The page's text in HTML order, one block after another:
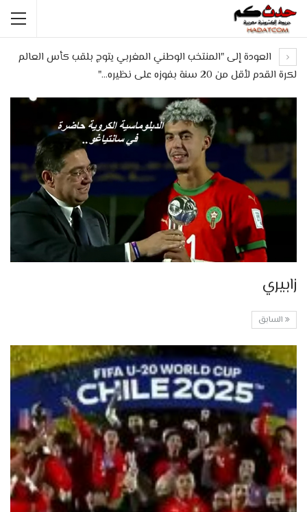
العودة إلى "المنتخب الوطني المغربي يتوج بلقب كأس العالم
لكرة القدم لأقل من 20 سنة بفوزه على نظيره…"
زابيري
السابق